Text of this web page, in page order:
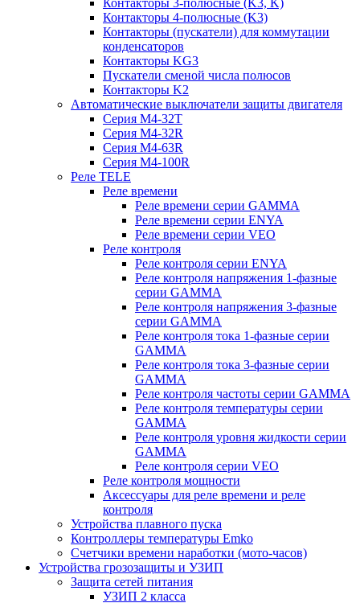
Контакторы 4-полюсные (K3)
Контакторы (пускатели) для коммутации
конденсаторов
Контакторы KG3
Пускатели сменой числа полюсов
Контакторы K2
Автоматические выключатели защиты двигателя
Серия M4-32T
Серия M4-32R
Серия M4-63R
Серия M4-100R
Реле TELE
Реле времени
Реле времени серии GAMMA
Реле времени серии ENYA
Реле времени серии VEO
Реле контроля
Реле контроля серии ENYA
Реле контроля напряжения 1-фазные
серии GAMMA
Реле контроля напряжения 3-фазные
серии GAMMA
Реле контроля тока 1-фазные серии
GAMMA
Реле контроля тока 3-фазные серии
GAMMA
Реле контроля частоты серии GAMMA
Реле контроля температуры серии
GAMMA
Реле контроля уровня жидкости серии
GAMMA
Реле контроля серии VEO
Реле контроля мощности
Аксессуары для реле времени и реле
контроля
Устройства плавного пуска
Контроллеры температуры Emko
Счетчики времени наработки (мото-часов)
Устройства грозозащиты и УЗИП
Защита сетей питания
УЗИП 2 класса